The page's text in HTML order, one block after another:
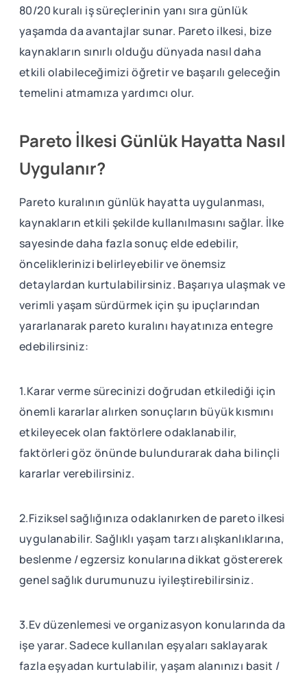
80/20 kuralı iş süreçlerinin yanı sıra günlük
yaşamda da avantajlar sunar. Pareto ilkesi, bize
kaynakların sınırlı olduğu dünyada nasıl daha
etkili olabileceğimizi öğretir ve başarılı geleceğin
temelini atmamıza yardımcı olur.
Pareto İlkesi Günlük Hayatta Nasıl
Uygulanır?
Pareto kuralının günlük hayatta uygulanması,
kaynakların etkili şekilde kullanılmasını sağlar. İlke
sayesinde daha fazla sonuç elde edebilir,
önceliklerinizi belirleyebilir ve önemsiz
detaylardan kurtulabilirsiniz. Başarıya ulaşmak ve
verimli yaşam sürdürmek için şu ipuçlarından
yararlanarak pareto kuralını hayatınıza entegre
edebilirsiniz:
1.Karar verme sürecinizi doğrudan etkilediği için
önemli kararlar alırken sonuçların büyük kısmını
etkileyecek olan faktörlere odaklanabilir,
faktörleri göz önünde bulundurarak daha bilinçli
kararlar verebilirsiniz.
2.Fiziksel sağlığınıza odaklanırken de pareto ilkesi
uygulanabilir. Sağlıklı yaşam tarzı alışkanlıklarına,
beslenme / egzersiz konularına dikkat göstererek
genel sağlık durumunuzu iyileştirebilirsiniz.
3.Ev düzenlemesi ve organizasyon konularında da
işe yarar. Sadece kullanılan eşyaları saklayarak
fazla eşyadan kurtulabilir, yaşam alanınızı basit /